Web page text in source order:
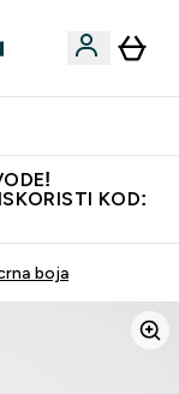
KOD:
boja